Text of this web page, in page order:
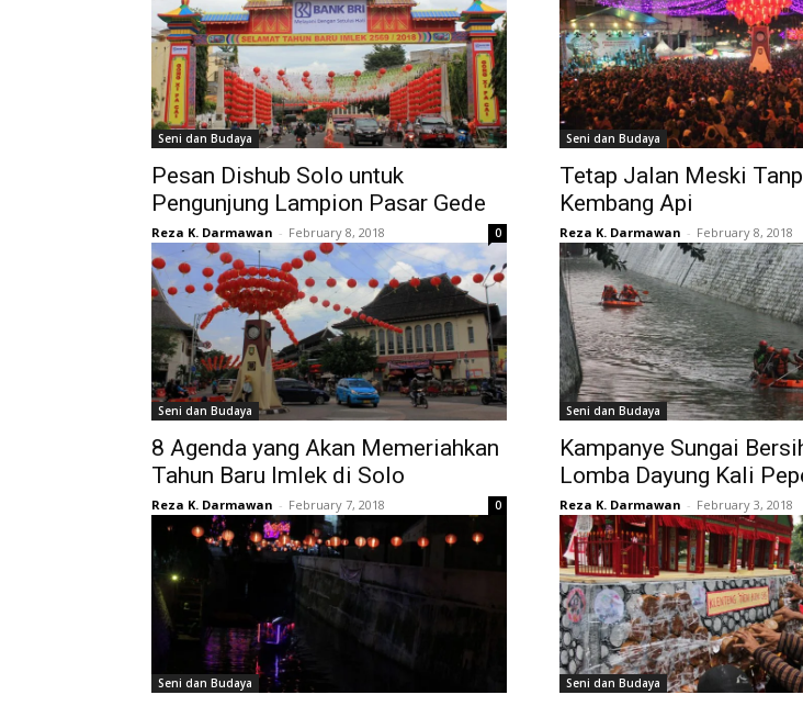
Seni dan Budaya
Pesan Dishub Solo untuk
Pengunjung Lampion Pasar Gede
Reza K. Darmawan - February 8, 2018 0
Seni dan Budaya
Tetap Jalan Meski
Kembang Api
Reza K. Darmawan - February 8, 2018
Seni dan Budaya
8 Agenda yang Akan Memeriahkan
Tahun Baru Imlek di Solo
Reza K. Darmawan - February 7, 2018 0
Seni dan Budaya
Kampanye Sungai
Lomba Dayung Kali
Reza K. Darmawan - February 3, 2018
Seni dan Budaya Seni dan Budaya